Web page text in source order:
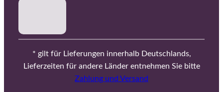
* gilt für Lieferungen innerhalb Deutschlands,
Lieferzeiten für andere Länder entnehmen Sie bitte
Zahlung und Versand